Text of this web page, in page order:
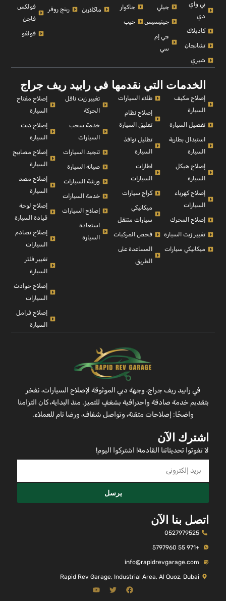
بي واي
دي
كاديلاك
تشانجان
شيري
جيلي
جينيسيس
جي إم
سي
جاكوار
جيب
ماكلارين رينج روفر
فولكس
فاجن
فولفو
الخدمات التي نقدمها في رابيد ريف جراج
إصلاح مكيف
السيارة
تفصيل السيارة
استبدال بطارية
السيارة
إصلاح هيكل
السيارة
إصلاح كهرباء
السيارات
إصلاح المحرك
تغيير زيت السيارة
ميكانيكي سيارات
طلاء السيارات
إصلاح نظام
تعليق السيارة
تظليل نوافذ
السيارة
اطارات
السيارات
كراج سيارات
ميكانيكي
سيارات متنقل
فحص المركبات
المساعدة على
الطريق
تغيير زيت ناقل
الحركة
خدمة سحب
السيارات
تنجيد السيارات
صيانة السيارة
ورشة السيارات
خدمة السيارات
إصلاح السيارات
استعادة
السيارة
إصلاح مفتاح
السيارة
إصلاح دنت
السيارة
إصلاح مصابيح
السيارة
إصلاح مصد
السيارة
إصلاح لوحة
قيادة السيارة
إصلاح تصادم
السيارات
تغيير فلتر
السيارة
إصلاح حوادث
السيارات
إصلاح فرامل
السيارة
في رابيد ريف جراج، وجهة دبي الموثوقة لإصلاح السيارات، نفخر
بتقديم خدمة صادقة واحترافية بشغفٍ للتميز. منذ البداية، كان التزامنا
واضحًا: إصلاحات متقنة، وتواصل شفاف، ورضا تام للعملاء.
اشترك الآن
لا تفوتوا تحديثاتنا القادمة! اشتركوا اليوم!
يرسل
اتصل بنا الآن
0527979525
+971 55 5797960
info@rapidrevgarage.com
Rapid Rev Garage, Industrial Area, Al Quoz, Dubai